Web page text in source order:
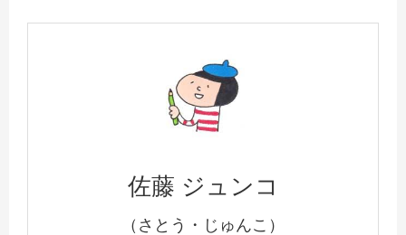
佐藤 ジュンコ
（さとう・じゅんこ）